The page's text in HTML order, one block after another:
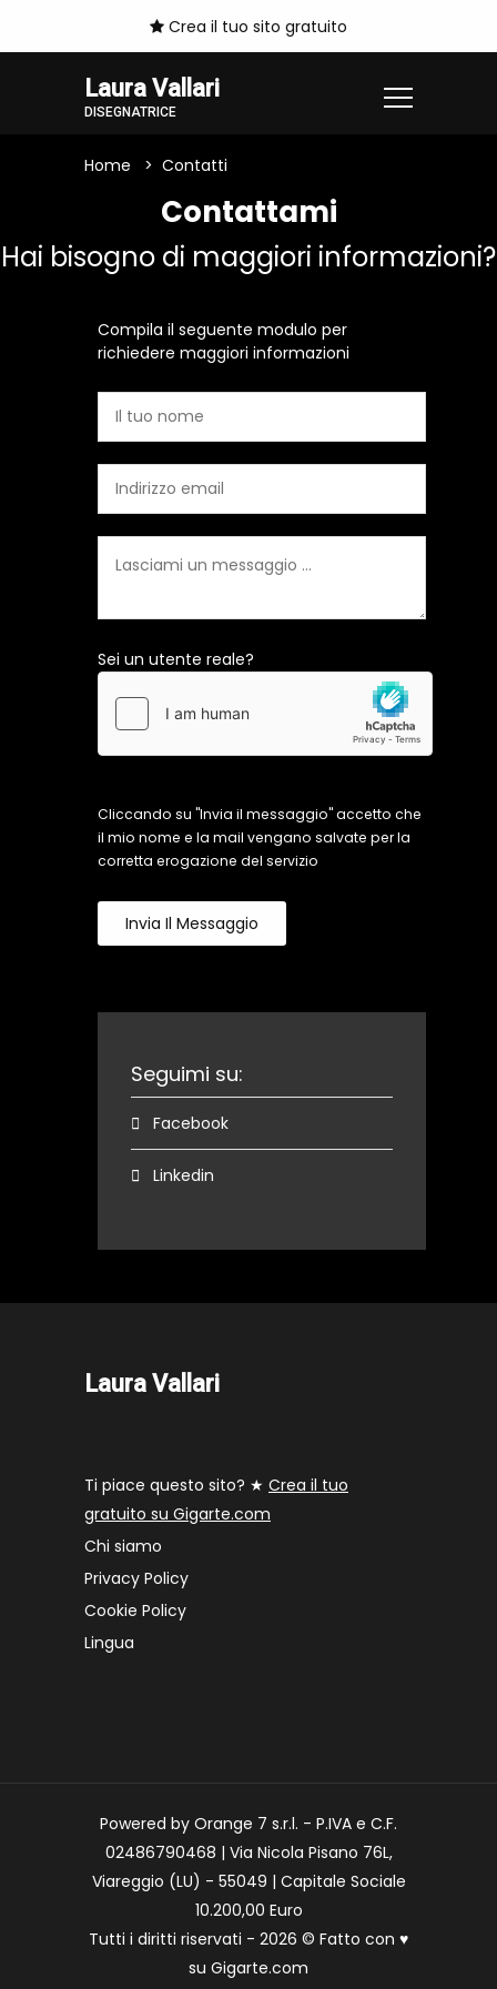
Crea il tuo sito gratuito
Laura Vallari
DISEGNATRICE
Home Contatti
Contattami
Hai bisogno di maggiori informazioni?
Compila il seguente modulo per
richiedere maggiori informazioni
Sei un utente reale?
Cliccando su "Invia il messaggio" accetto che
il mio nome e la mail vengano salvate per la
corretta erogazione del servizio
Invia Il Messaggio
Seguimi su:
Facebook
Linkedin
Laura Vallari
Ti piace questo sito? ★ Crea il tuo
gratuito su Gigarte.com
Chi siamo
Privacy Policy
Cookie Policy
Lingua
Powered by Orange 7 s.r.l. - P.IVA e C.F.
02486790468 | Via Nicola Pisano 76L,
Viareggio (LU) - 55049 | Capitale Sociale
10.200,00 Euro
Tutti i diritti riservati - 2026 © Fatto con ♥
su Gigarte.com